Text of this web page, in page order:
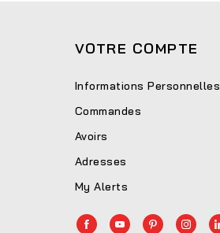
VOTRE COMPTE
Informations Personnelles
Commandes
Avoirs
Adresses
My Alerts